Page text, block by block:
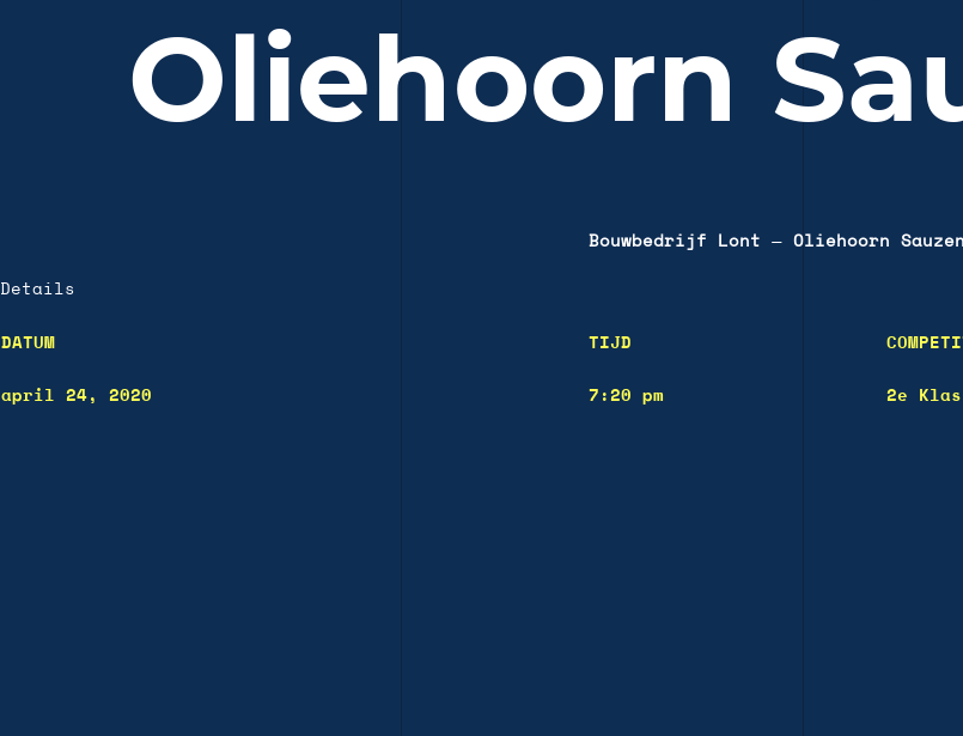
Oliehoorn
Bouwbedrijf Lont — Oliehoorn
Details
DATUM TIJD
april 24, 2020 7:20 pm 2e